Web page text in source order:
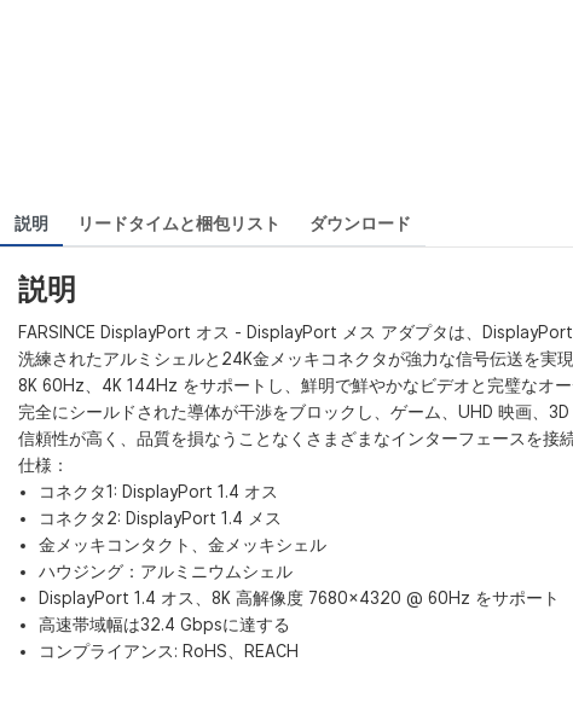
説明 リードタイムと梱包リスト ダウンロード
説明
FARSINCE DisplayPort オス - DisplayPort メス アダプタは、
洗練されたアルミシェルと24K金メッキコネクタが強力な信号伝送を実
8K 60Hz、4K 144Hz をサポートし、鮮明で鮮やかなビデオと完璧なオー
完全にシールドされた導体が干渉をブロックし、ゲーム、UHD 映画、3D
信頼性が高く、品質を損なうことなくさまざまなインターフェースを接
仕様：
コネクタ1: DisplayPort 1.4 オス
コネクタ2: DisplayPort 1.4 メス
金メッキコンタクト、金メッキシェル
ハウジング：アルミニウムシェル
DisplayPort 1.4 オス、8K 高解像度 7680×4320 @ 60Hz をサポート
高速帯域幅は32.4 Gbpsに達する
コンプライアンス: RoHS、REACH